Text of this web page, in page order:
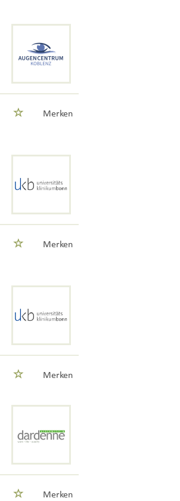
Merken
Merken
Merken
Merken